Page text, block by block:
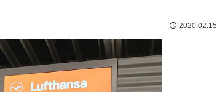
2020.02.15